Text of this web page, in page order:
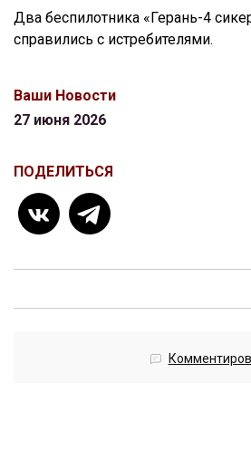
Два беспилотника «Герань-4
справились с истребителями.
Ваши Новости
27 июня 2026
ПОДЕЛИТЬСЯ